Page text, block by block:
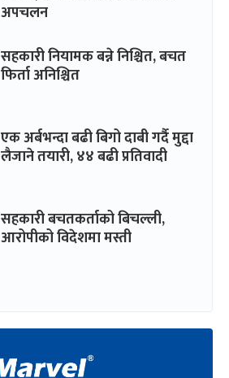
अपचलन
सहकारी नियामक बन्ने निश्चित, बचत
फिर्ता अनिश्चित
एक अर्बभन्दा बढी बिगो दाबी गर्दै मुद्दा
लैजाने तयारी, ४४ बढी प्रतिवादी
सहकारी बचतकर्ताको बिचल्ली,
आरोपीको विदेशमा मस्ती